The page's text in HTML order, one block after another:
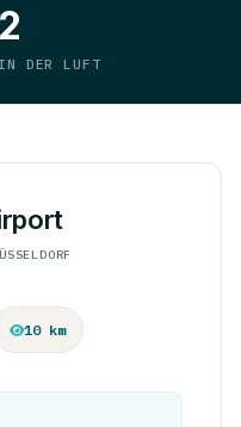
2
IN DER LUFT
10 km